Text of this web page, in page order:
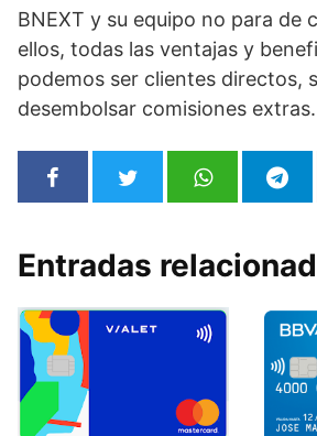
BNEXT y su equipo no para de
ellos, todas las ventajas y
podemos ser clientes directos,
desembolsar comisiones extras.
Entradas